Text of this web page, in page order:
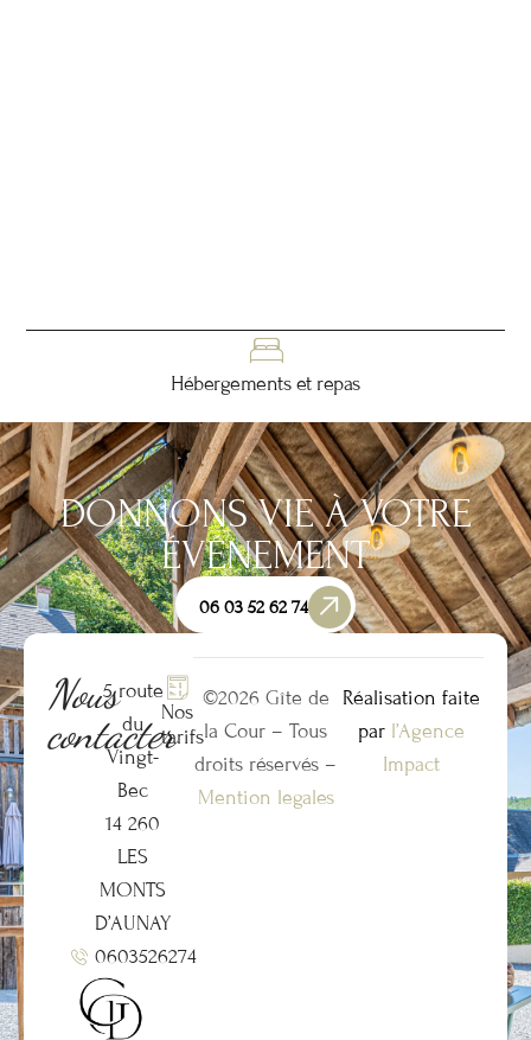
Hébergements et repas
DONNONS VIE À VOTRE
ÉVÉNEMENT
06 03 52 62 74
Nous
contacter
5 route
du
Vingt-
Bec
14 260
LES
MONTS
D’AUNAY
0603526274
Nos
tarifs
©2026 Gîte de
la Cour – Tous
droits réservés –
Mention legales
Réalisation faite
par l’Agence
Impact